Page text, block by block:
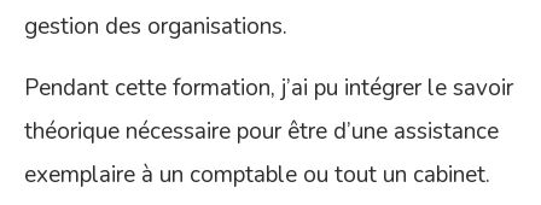
gestion des organisations.
Pendant cette formation, j’ai pu intégrer le savoir
théorique nécessaire pour être d’une assistance
exemplaire à un comptable ou tout un cabinet.